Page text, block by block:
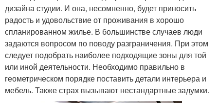
дизайна студии. И она, несомненно, будет приносить
радость и удовольствие от проживания в хорошо
спланированном жилье. В большинстве случаев люди
задаются вопросом по поводу разграничения. При этом
следует подобрать наиболее подходящие зоны для той
или иной деятельности. Необходимо правильно в
геометрическом порядке поставить детали интерьера и
мебель. Также страх вызывают нестандартные задумки.